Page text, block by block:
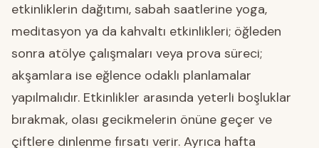
etkinliklerin dağıtımı, sabah saatlerine yoga,
meditasyon ya da kahvaltı etkinlikleri; öğleden
sonra atölye çalışmaları veya prova süreci;
akşamlara ise eğlence odaklı planlamalar
yapılmalıdır. Etkinlikler arasında yeterli boşluklar
bırakmak, olası gecikmelerin önüne geçer ve
çiftlere dinlenme fırsatı verir. Ayrıca hafta